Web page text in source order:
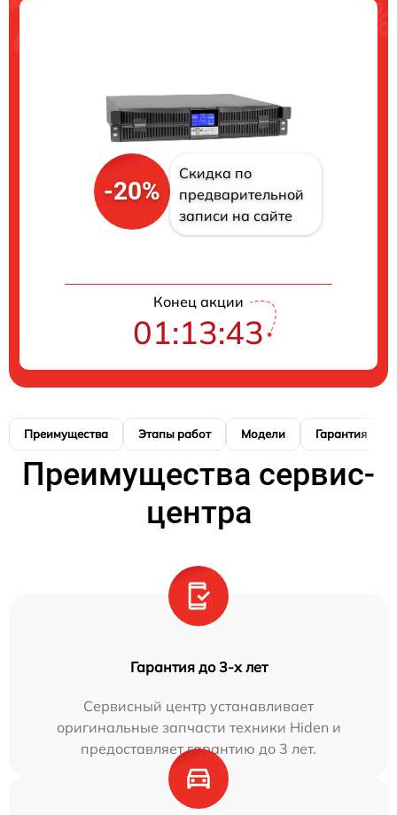
-20%
Скидка по
предварительной
записи на сайте
Конец акции
01:13:42
Преимущества Этапы работ Модели Гарантия
Преимущества сервис-
центра
Гарантия до 3-х лет
Сервисный центр устанавливает
оригинальные запчасти техники Hiden и
предоставляет гарантию до 3 лет.